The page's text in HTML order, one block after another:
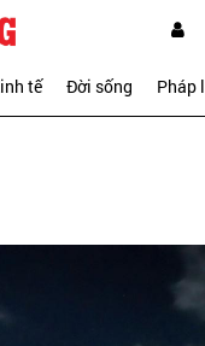
tế Đời sống Pháp